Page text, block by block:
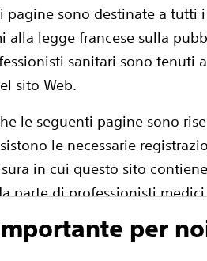
pagine sono destinate a tutti
alla legge francese sulla
sanitari sono tenuti
sito Web.
le seguenti pagine sono
le necessarie
in cui questo sito
parte di professionisti
mediche
di prescrizione e
per